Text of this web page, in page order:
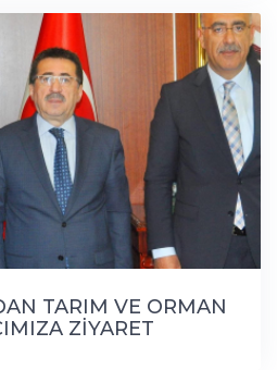
TARIM VE ORMAN
ZİYARET